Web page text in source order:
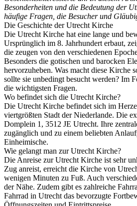
Besonderheiten und die Bedeutung der
häufige Fragen, die Besucher und
Die Geschichte der Utrecht Kirche
Die Utrecht Kirche hat eine lange und
Ursprünglich im 8. Jahrhundert erbaut,
die zeugen von den verschiedenen
Besonders die gotischen und barocken
hervorzuheben. Was macht diese Kirche
sollte sie unbedingt besucht werden? Im
die wichtigsten Fragen.
Wo befindet sich die Utrecht Kirche?
Die Utrecht Kirche befindet sich im
viertgrößten Stadt der Niederlande. Die
Domplein 1, 3512 JE Utrecht. Ihre
zugänglich und zu einem beliebten
Einheimische.
Wie gelangt man zur Utrecht Kirche?
Die Anreise zur Utrecht Kirche ist sehr
Zug anreist, erreicht die Kirche von
wenigen Minuten zu Fuß. Auch
der Nähe. Zudem gibt es zahlreiche
Fahrrad in Utrecht das bevorzugte